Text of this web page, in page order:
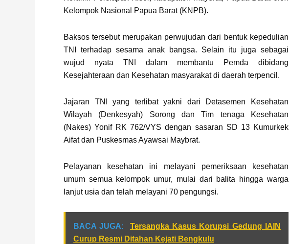
Kelompok Nasional Papua Barat (KNPB).
Baksos tersebut merupakan perwujudan dari bentuk kepedulian
TNI terhadap sesama anak bangsa. Selain itu juga sebagai
wujud nyata TNI dalam membantu Pemda dibidang
Kesejahteraan dan Kesehatan masyarakat di daerah terpencil.
Jajaran TNI yang terlibat yakni dari Detasemen Kesehatan
Wilayah (Denkesyah) Sorong dan Tim tenaga Kesehatan
(Nakes) Yonif RK 762/VYS dengan sasaran SD 13 Kumurkek
Aifat dan Puskesmas Ayawsai Maybrat.
Pelayanan kesehatan ini melayani pemeriksaan kesehatan
umum semua kelompok umur, mulai dari balita hingga warga
lanjut usia dan telah melayani 70 pengungsi.
BACA JUGA:
Tersangka Kasus Korupsi Gedung IAIN
Curup Resmi Ditahan Kejati Bengkulu